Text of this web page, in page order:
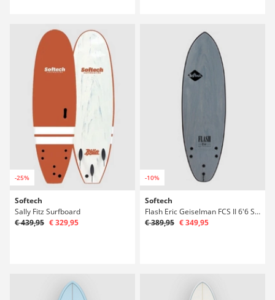
-25%
Softech
Sally Fitz Surfboard
€ 439,95 € 329,95
-10%
Softech
Flash Eric Geiselman FCS II 6'6 Surfboard
€ 389,95 € 349,95